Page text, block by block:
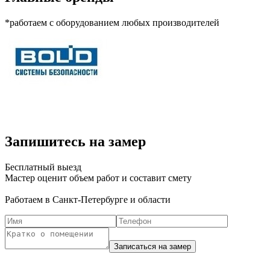
*работаем с оборудованием любых производителей
Запишитесь на замер
Бесплатный выезд
Мастер оценит объем работ и составит смету
Работаем в Санкт-Петербурге и области